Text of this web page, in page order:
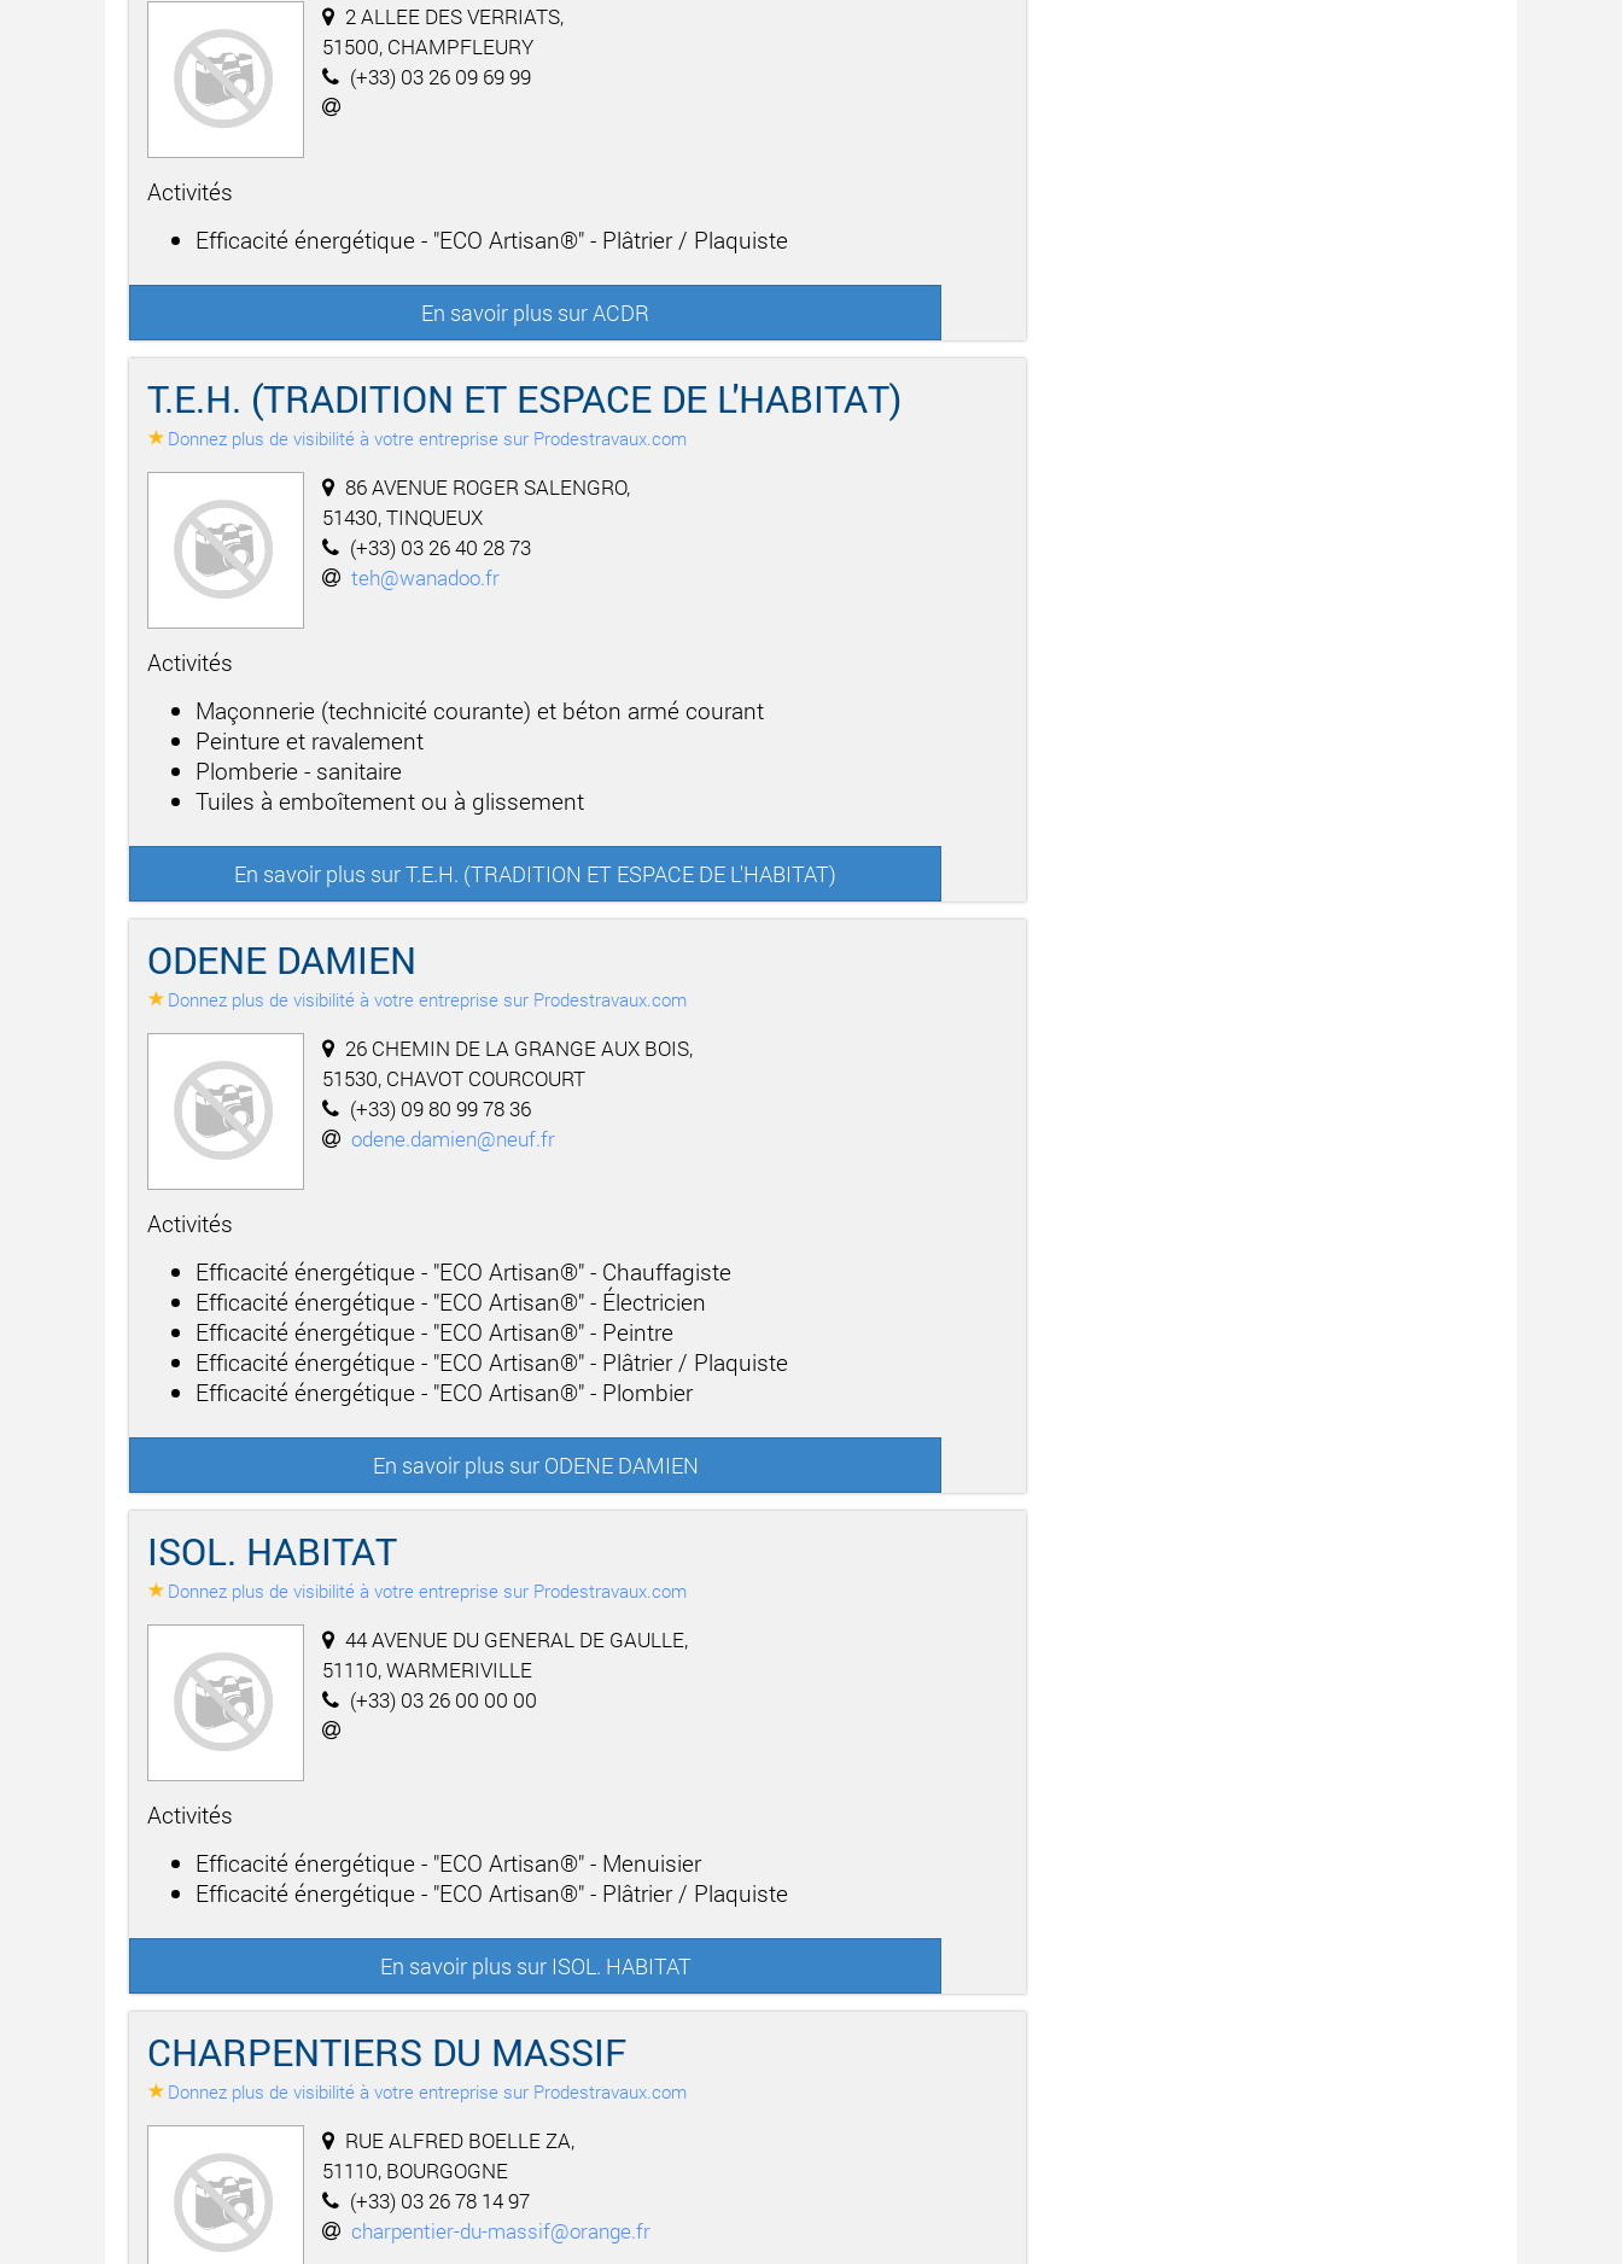
2 ALLEE DES VERRIATS,
51500, CHAMPFLEURY
(+33) 03 26 09 69 99
Activités
Efficacité énergétique - "ECO Artisan®" - Plâtrier / Plaquiste
En savoir plus sur ACDR
T.E.H. (TRADITION ET ESPACE DE L'HABITAT)
Donnez plus de visibilité à votre entreprise sur Prodestravaux.com
86 AVENUE ROGER SALENGRO,
51430, TINQUEUX
(+33) 03 26 40 28 73
teh@wanadoo.fr
Activités
Maçonnerie (technicité courante) et béton armé courant
Peinture et ravalement
Plomberie - sanitaire
Tuiles à emboîtement ou à glissement
En savoir plus sur T.E.H. (TRADITION ET ESPACE DE L'HABITAT)
ODENE DAMIEN
Donnez plus de visibilité à votre entreprise sur Prodestravaux.com
26 CHEMIN DE LA GRANGE AUX BOIS,
51530, CHAVOT COURCOURT
(+33) 09 80 99 78 36
odene.damien@neuf.fr
Activités
Efficacité énergétique - "ECO Artisan®" - Chauffagiste
Efficacité énergétique - "ECO Artisan®" - Électricien
Efficacité énergétique - "ECO Artisan®" - Peintre
Efficacité énergétique - "ECO Artisan®" - Plâtrier / Plaquiste
Efficacité énergétique - "ECO Artisan®" - Plombier
En savoir plus sur ODENE DAMIEN
ISOL. HABITAT
Donnez plus de visibilité à votre entreprise sur Prodestravaux.com
44 AVENUE DU GENERAL DE GAULLE,
51110, WARMERIVILLE
(+33) 03 26 00 00 00
Activités
Efficacité énergétique - "ECO Artisan®" - Menuisier
Efficacité énergétique - "ECO Artisan®" - Plâtrier / Plaquiste
En savoir plus sur ISOL. HABITAT
CHARPENTIERS DU MASSIF
Donnez plus de visibilité à votre entreprise sur Prodestravaux.com
RUE ALFRED BOELLE ZA,
51110, BOURGOGNE
(+33) 03 26 78 14 97
charpentier-du-massif@orange.fr